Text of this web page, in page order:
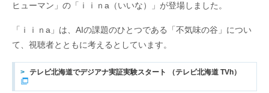
ヒューマン」の「ｉｉｎa（いいな）」が登場しました。
「ｉｉｎa」は、AIの課題のひとつである「不気味の谷」につい
て、視聴者とともに考えるとしています。
テレビ北海道でデジアナ実証実験スタート （テレビ北海道 TVh）